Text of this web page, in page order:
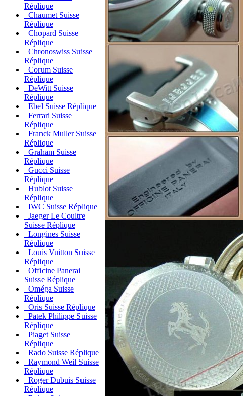
Réplique
Chaumet Suisse
Réplique
Chopard Suisse
Réplique
Chronoswiss Suisse
Réplique
Corum Suisse
Réplique
DeWitt Suisse
Réplique
Ebel Suisse Réplique
Ferrari Suisse
Réplique
Franck Muller Suisse
Réplique
Graham Suisse
Réplique
Gucci Suisse
Réplique
Hublot Suisse
Réplique
IWC Suisse Réplique
Jaeger Le Coultre
Suisse Réplique
Longines Suisse
Réplique
Louis Vuitton Suisse
Réplique
Officine Panerai
Suisse Réplique
Oméga Suisse
Réplique
Oris Suisse Réplique
Patek Philippe Suisse
Réplique
Piaget Suisse
Réplique
Rado Suisse Réplique
Raymond Weil Suisse
Réplique
Roger Dubuis Suisse
Réplique